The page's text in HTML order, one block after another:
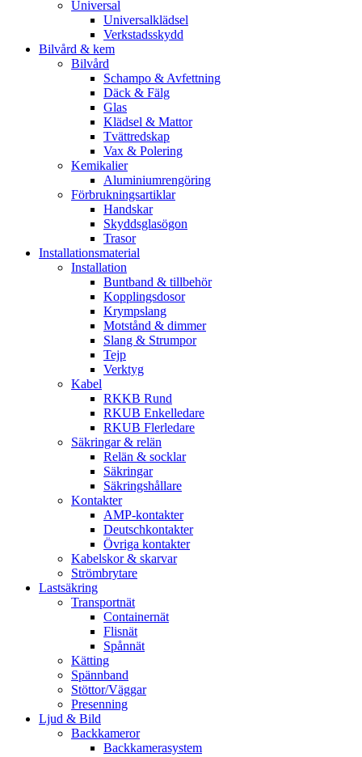
Universal
Universalklädsel
Verkstadsskydd
Bilvård & kem
Bilvård
Schampo & Avfettning
Däck & Fälg
Glas
Klädsel & Mattor
Tvättredskap
Vax & Polering
Kemikalier
Aluminiumrengöring
Förbrukningsartiklar
Handskar
Skyddsglasögon
Trasor
Installationsmaterial
Installation
Buntband & tillbehör
Kopplingsdosor
Krympslang
Motstånd & dimmer
Slang & Strumpor
Tejp
Verktyg
Kabel
RKKB Rund
RKUB Enkelledare
RKUB Flerledare
Säkringar & relän
Relän & socklar
Säkringar
Säkringshållare
Kontakter
AMP-kontakter
Deutschkontakter
Övriga kontakter
Kabelskor & skarvar
Strömbrytare
Lastsäkring
Transportnät
Containernät
Flisnät
Spånnät
Kätting
Spännband
Stöttor/Väggar
Presenning
Ljud & Bild
Backkameror
Backkamerasystem